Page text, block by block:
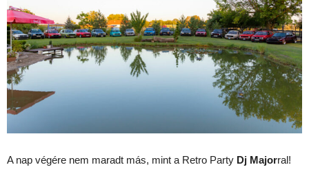
A nap végére nem maradt más, mint a Retro Party Dj Majorral!